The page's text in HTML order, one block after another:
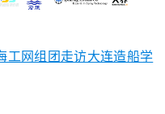
工网组团走访大连造船学